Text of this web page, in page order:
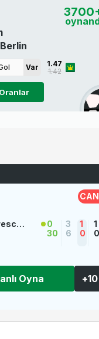
Var
1.47
1.42
Alexandrescou, Yannick Theodor
0 3 1
1
30
6 0 0
Oyna +10